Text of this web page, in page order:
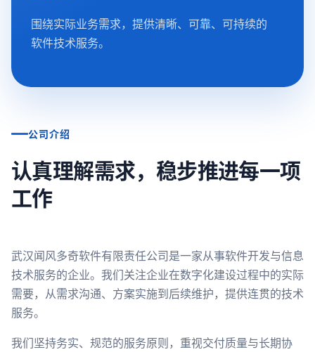
围绕实际业务需求，提供清晰、可靠、可持续的
软件技术服务。
公司介绍
认真理解需求，稳步推进每一项
工作
武汉闻风多奇软件有限责任公司是一家从事软件开发与信息
技术服务的企业。我们关注企业在数字化建设过程中的实际
需要，从需求沟通、方案实施到后续维护，提供连贯的技术
服务。
我们坚持务实、规范的服务原则，重视交付质量与长期协